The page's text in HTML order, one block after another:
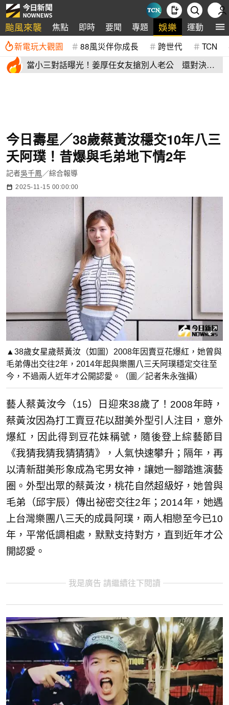
颱風來襲 焦點 即時 要聞 專題 娛樂 運動 全
新電玩大觀園 88風災伴你成長 跨世代 TCN
當小三對話曝光！姜厚任女友搶別人老公 還對決正
今日壽星／38歲蔡黃汝穩交10年八三
夭阿璞！昔爆與毛弟地下情2年
記者吳千鳳 ／綜合報導
2025-11-15 00:00:00
▲38歲女星歲蔡黃汝（如圖）2008年因賣豆花爆紅，她曾與
毛弟傳出交往2年，2014年起與樂團八三夭阿璞穩定交往至
今，不過兩人近年才公開認愛。（圖／記者朱永強攝）
藝人蔡黃汝今（15）日迎來38歲了！2008年時，
蔡黃汝因為打工賣豆花以甜美外型引人注目，意外
爆紅，因此得到豆花妹稱號，隨後登上綜藝節目
《我猜我猜我猜猜猜》，人氣快速攀升；隔年，再
以清新甜美形象成為宅男女神，讓她一腳踏進演藝
圈。外型出眾的蔡黃汝，桃花自然超級好，她曾與
毛弟（邱宇辰）傳出祕密交往2年；2014年，她遇
上台灣樂團八三夭的成員阿璞，兩人相戀至今已10
年，平常低調相處，默默支持對方，直到近年才公
開認愛。
我是廣告 請繼續往下閱讀